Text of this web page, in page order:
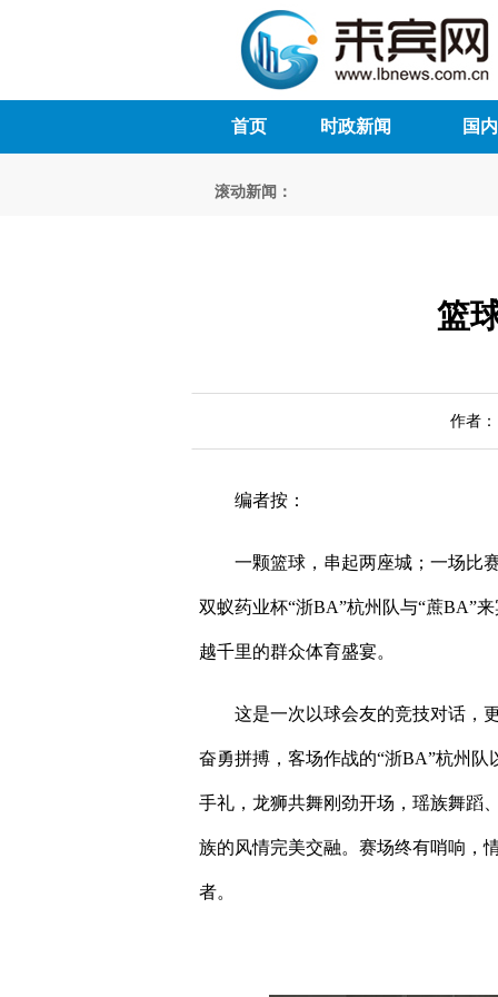
首页 时政新闻 国
滚动新闻：
篮
作者
编者按：
一颗篮球，串起两座城；一场比
双蚁药业杯“浙BA”杭州队与“蔗BA”
越千里的群众体育盛宴。
这是一次以球会友的竞技对话，
奋勇拼搏，客场作战的“浙BA”杭州队
手礼，龙狮共舞刚劲开场，瑶族舞蹈
族的风情完美交融。赛场终有哨响，
者。